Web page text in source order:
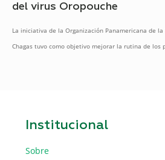
del virus Oropouche
La iniciativa de la Organización Panamericana de
Chagas tuvo como objetivo mejorar la rutina de los
Institucional
Sobre